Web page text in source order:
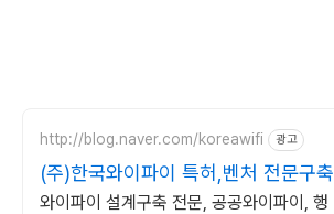
http://blog.naver.com/koreawifi 광고
(주)한국와이파이 특허,벤처 전문구축
와이파이 설계구축 전문, 공공와이파이, 행